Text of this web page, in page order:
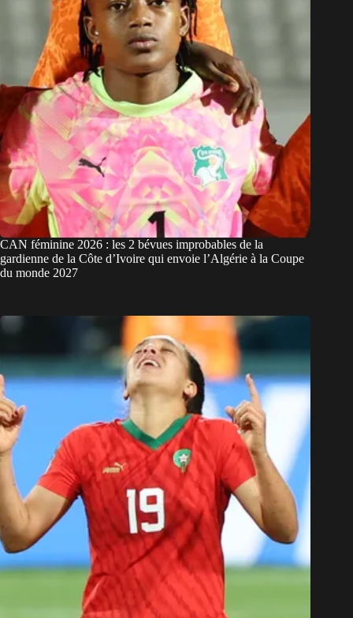
CAN féminine 2026 : les 2 bévues improbables de la
gardienne de la Côte d’Ivoire qui envoie l’Algérie à la Coupe
du monde 2027